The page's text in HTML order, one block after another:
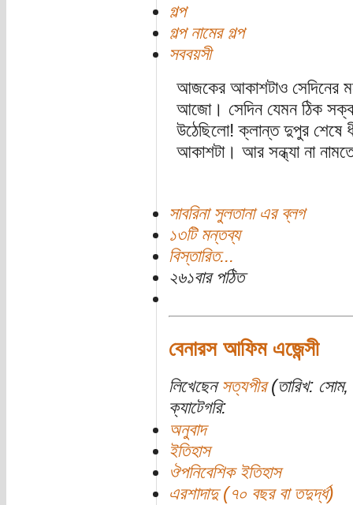
গল্প
গল্প নামের গল্প
সববয়সী
আজকের আকাশটাও সেদিনের
আজো। সেদিন যেমন ঠিক
উঠেছিলো! ক্লান্ত দুপুর শেষে
আকাশটা। আর সন্ধ্যা না
সাবরিনা সুলতানা এর ব্লগ
১৩টি মন্তব্য
বিস্তারিত...
২৬১বার পঠিত
বেনারস আফিম এজেন্সী
লিখেছেন সত্যপীর(তারিখ: সোম,
ক্যাটেগরি:
অনুবাদ
ইতিহাস
ঔপনিবেশিক ইতিহাস
এরশাদাদু (৭০ বছর বা তদুর্দ্ধ)